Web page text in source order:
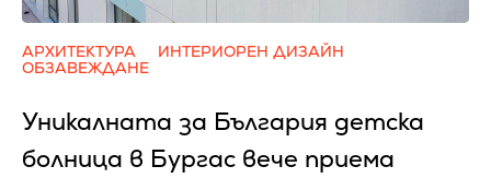
АРХИТЕКТУРА
ИНТЕРИОРЕН ДИЗАЙН
ОБЗАВЕЖДАНЕ
Уникалната за България детска
болница в Бургас вече приема